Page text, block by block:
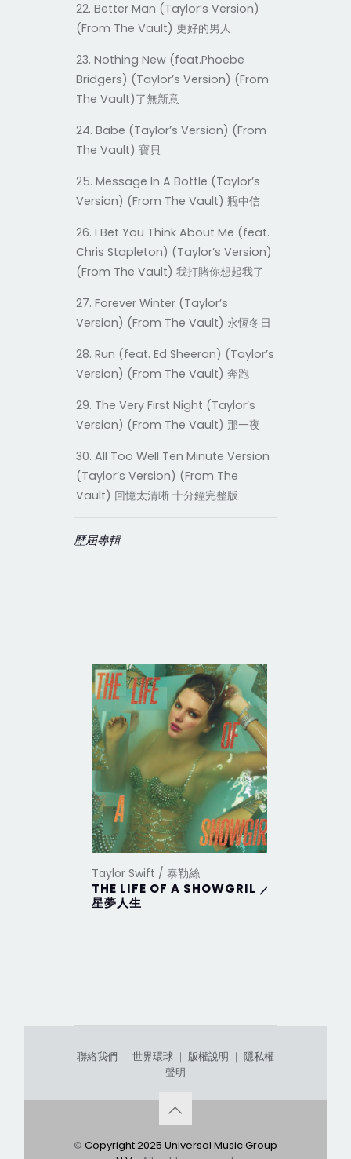
22. Better Man (Taylor’s Version)
(From The Vault) 更好的男人
23. Nothing New (feat.Phoebe
Bridgers) (Taylor’s Version) (From
The Vault)了無新意
24. Babe (Taylor’s Version) (From
The Vault) 寶貝
25. Message In A Bottle (Taylor’s
Version) (From The Vault) 瓶中信
26. I Bet You Think About Me (feat.
Chris Stapleton) (Taylor’s Version)
(From The Vault) 我打賭你想起我了
27. Forever Winter (Taylor’s
Version) (From The Vault) 永恆冬日
28. Run (feat. Ed Sheeran) (Taylor’s
Version) (From The Vault) 奔跑
29. The Very First Night (Taylor’s
Version) (From The Vault) 那一夜
30. All Too Well Ten Minute Version
(Taylor’s Version) (From The
Vault) 回憶太清晰 十分鐘完整版
歷屆專輯
Taylor Swift / 泰勒絲
THE LIFE OF A SHOWGRIL ／
星夢人生
聯絡我們 ｜ 世界環球 ｜ 版權說明 ｜ 隱私權
聲明
© Copyright 2025 Universal Music Group